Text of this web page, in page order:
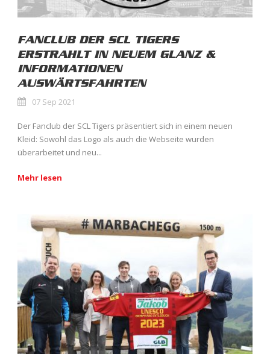
FANCLUB DER SCL TIGERS
ERSTRAHLT IN NEUEM GLANZ &
INFORMATIONEN
AUSWÄRTSFAHRTEN
07 Sep 2021
Der Fanclub der SCL Tigers präsentiert sich in einem neuen
Kleid: Sowohl das Logo als auch die Webseite wurden
überarbeitet und neu...
Mehr lesen